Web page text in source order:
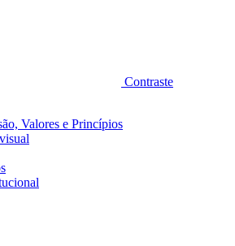
Contraste
Valores e Princípios